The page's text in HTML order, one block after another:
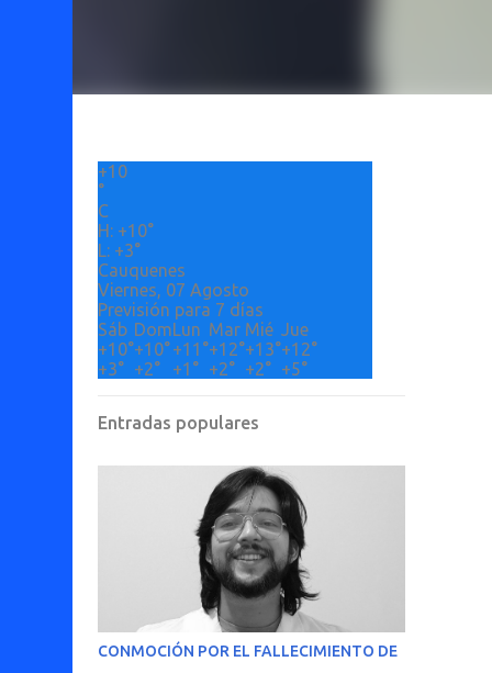
+10
°
C
H: +10°
L: +3°
Cauquenes
Viernes, 07 Agosto
Previsión para 7 días
Sáb DomLun Mar Mié Jue
+10°+10°+11°+12°+13°+12°
+3° +2° +1° +2° +2° +5°
Entradas populares
CONMOCIÓN POR EL FALLECIMIENTO DE